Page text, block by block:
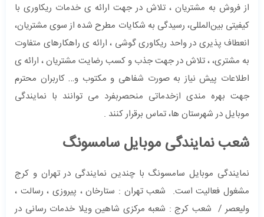
از فروش به مشتریان ، تلاش در جهت ارائه ی خدمات ریکاوری با
کیفیتی بین‌المللی، رسیدگی به شکایات مطرح شده از سوی مشتریان،
انعطاف ‌پذیری در واحد ریکاوری گوشی ، ارائه‌ ی راهکارهای متفاوت
به مشتری، ، تلاش در جهت جذب و کسب رضایت مشتریان ، ارائه ‌ی
اطلاعات پیش‌ نیاز به صورت شفاهی و مکتوب و… کاربران محترم
جهت بهره مندی ازخدماتی منحصربفرد می توانند با نمایندگی
موبایل در شهرستان ها، تماس برقرار کنند .
شعب نمایندگی موبایل سامسونگ
نمایندگی موبایل سامسونگ با چندین نمایندگی در تهران و کرج
مشغول فعالیت است. شعب تهران : ستارخان ، پیروزی ، رسالت ،
ولیعصر / شعب کرج : شعبه مرکزی شاهین ویلا خدمات رسانی در